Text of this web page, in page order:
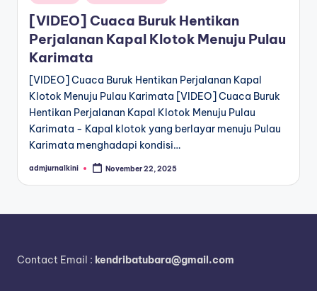
n
in
[VIDEO] Cuaca Buruk Hentikan
Perjalanan Kapal Klotok Menuju Pulau
Karimata
[VIDEO] Cuaca Buruk Hentikan Perjalanan Kapal
Klotok Menuju Pulau Karimata [VIDEO] Cuaca Buruk
Hentikan Perjalanan Kapal Klotok Menuju Pulau
Karimata - Kapal klotok yang berlayar menuju Pulau
Karimata menghadapi kondisi…
Posted
admjurnalkini November 22, 2025
Contact Email : kendribatubara@gmail.com